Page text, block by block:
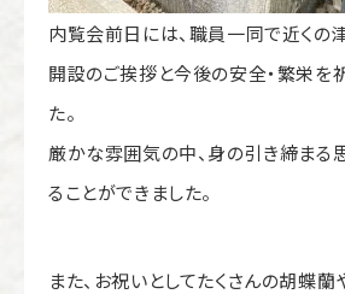
内覧会前日には、職員一同で近くの
開設のご挨拶と今後の安全・繁栄を
た。
厳かな雰囲気の中、身の引き締まる
ることができました。
また、お祝いとしてたくさんの胡蝶